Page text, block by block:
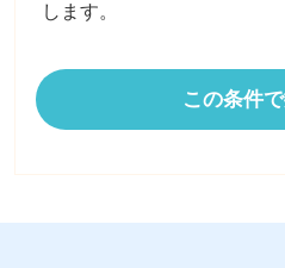
します。
この条件